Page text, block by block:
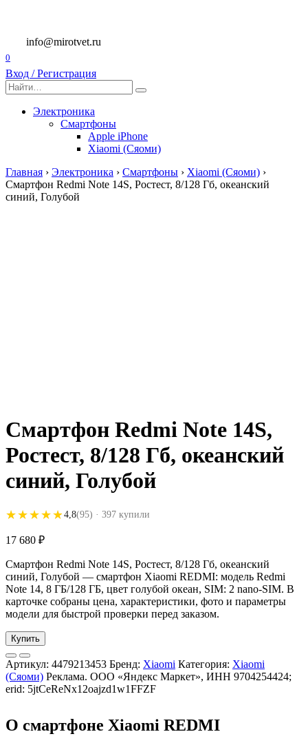
содержанию
info@mirotvet.ru
0
Вход / Регистрация
Search
for:
Электроника
Смартфоны
Apple iPhone
Xiaomi (Сяоми)
Главная › Электроника › Смартфоны › Xiaomi (Сяоми) ›
Смартфон Redmi Note 14S, Ростест, 8/128 Гб, океанский
синий, Голубой
Смартфон Redmi Note 14S,
Ростест, 8/128 Гб, океанский
синий, Голубой
★★★★★
★★★★★ 4,8(95) · 397 купили
17 680 ₽
Смартфон Redmi Note 14S, Ростест, 8/128 Гб, океанский
синий, Голубой — смартфон Xiaomi REDMI: модель Redmi
Note 14, 8 ГБ/128 ГБ, цвет голубой океан, SIM: 2 nano-SIM. В
карточке собраны цена, характеристики, фото и параметры
модели для быстрой проверки перед заказом.
Купить
Артикул: 4479213453 Бренд: Xiaomi Категория: Xiaomi
(Сяоми) Реклама. ООО «Яндекс Маркет», ИНН 9704254424;
erid: 5jtCeReNx12oajzd1w1FFZF
О смартфоне Xiaomi REDMI